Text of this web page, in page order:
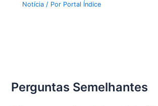
Notícia / Por Portal Índice
Perguntas Semelhantes